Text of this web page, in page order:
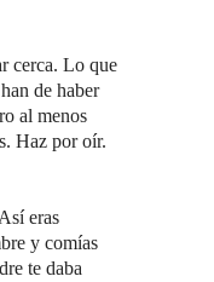
cerca. Lo que
de haber
al menos
Haz por oír.
eras
y comías
te daba